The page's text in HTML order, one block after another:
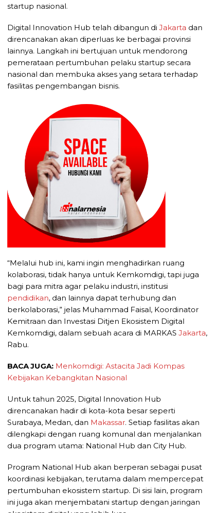
startup nasional.
Digital Innovation Hub telah dibangun di Jakarta dan
direncanakan akan diperluas ke berbagai provinsi
lainnya. Langkah ini bertujuan untuk mendorong
pemerataan pertumbuhan pelaku startup secara
nasional dan membuka akses yang setara terhadap
fasilitas pengembangan bisnis.
“Melalui hub ini, kami ingin menghadirkan ruang
kolaborasi, tidak hanya untuk Kemkomdigi, tapi juga
bagi para mitra agar pelaku industri, institusi
pendidikan, dan lainnya dapat terhubung dan
berkolaborasi,” jelas Muhammad Faisal, Koordinator
Kemitraan dan Investasi Ditjen Ekosistem Digital
Kemkomdigi, dalam sebuah acara di MARKAS Jakarta,
Rabu.
BACA JUGA: Menkomdigi: Astacita Jadi Kompas
Kebijakan Kebangkitan Nasional
Untuk tahun 2025, Digital Innovation Hub
direncanakan hadir di kota-kota besar seperti
Surabaya, Medan, dan Makassar. Setiap fasilitas akan
dilengkapi dengan ruang komunal dan menjalankan
dua program utama: National Hub dan City Hub.
Program National Hub akan berperan sebagai pusat
koordinasi kebijakan, terutama dalam mempercepat
pertumbuhan ekosistem startup. Di sisi lain, program
ini juga akan menjembatani startup dengan jaringan